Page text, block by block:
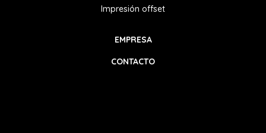
Impresión offset
EMPRESA
CONTACTO